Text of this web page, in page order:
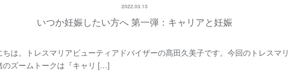
2022.03.13
いつか妊娠したい方へ 第一弾：キャリアと妊娠
ちは。トレスマリアビューティアドバイザーの髙田久美子です。今回のトレスマリ
のズームトークは『キャリ […]